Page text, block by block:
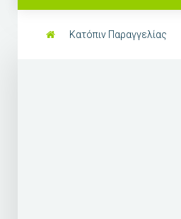
Κατόπιν Παραγγελίας